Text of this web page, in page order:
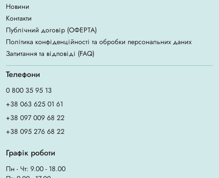
Новини
Контакти
Публічний договір (ОФЕРТА)
Політика конфіденційності та обробки персональних даних
Запитання та відповіді (FAQ)
Телефони
0 800 35 95 13
+38 063 625 01 61
+38 097 009 68 22
+38 095 276 68 22
Графік роботи
Пн - Чт: 9.00 - 18.00